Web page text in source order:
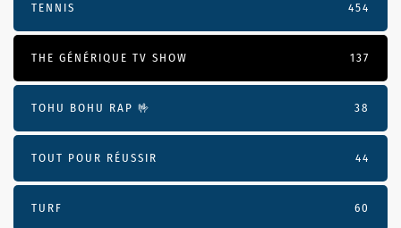
TENNIS 454
THE GÉNÉRIQUE TV SHOW 137
TOHU BOHU RAP 🤟 38
TOUT POUR RÉUSSIR 44
TURF 60